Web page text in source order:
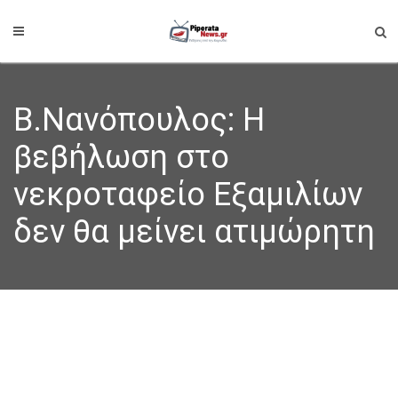
B.Νανόπουλος: Η
βεβήλωση στο
νεκροταφείο Εξαμιλίων
δεν θα μείνει ατιμώρητη